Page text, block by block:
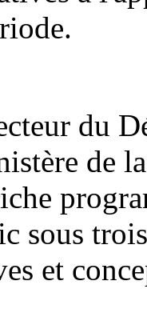
du
de
sous
et